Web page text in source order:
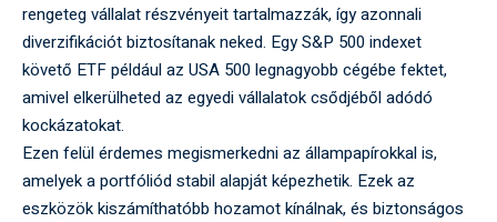
rengeteg vállalat részvényeit tartalmazzák, így azonnali
diverzifikációt biztosítanak neked. Egy S&P 500 indexet
követő ETF például az USA 500 legnagyobb cégébe fektet,
amivel elkerülheted az egyedi vállalatok csődjéből adódó
kockázatokat.
Ezen felül érdemes megismerkedni az állampapírokkal is,
amelyek a portfóliód stabil alapját képezhetik. Ezek az
eszközök kiszámíthatóbb hozamot kínálnak, és biztonságos